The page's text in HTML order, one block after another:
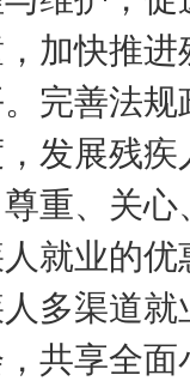
加快推
完善法
发展残
重、关
就业的
多渠道
共享全面